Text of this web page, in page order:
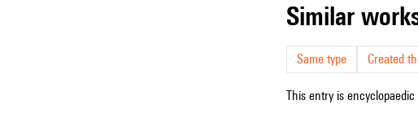
similar
Same type Created
This entry is